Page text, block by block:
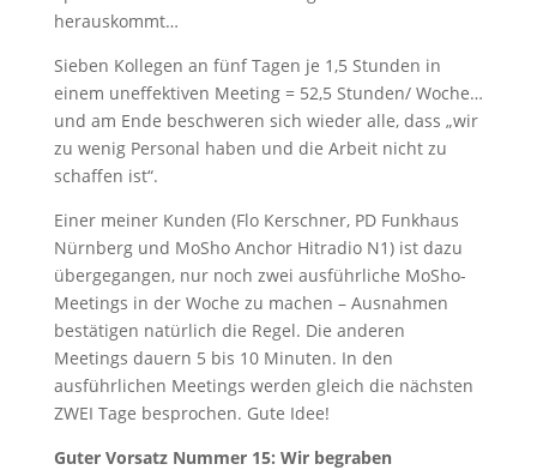
herauskommt…
Sieben Kollegen an fünf Tagen je 1,5 Stunden in
einem uneffektiven Meeting = 52,5 Stunden/ Woche…
und am Ende beschweren sich wieder alle, dass „wir
zu wenig Personal haben und die Arbeit nicht zu
schaffen ist“.
Einer meiner Kunden (Flo Kerschner, PD Funkhaus
Nürnberg und MoSho Anchor Hitradio N1) ist dazu
übergegangen, nur noch zwei ausführliche MoSho-
Meetings in der Woche zu machen – Ausnahmen
bestätigen natürlich die Regel. Die anderen
Meetings dauern 5 bis 10 Minuten. In den
ausführlichen Meetings werden gleich die nächsten
ZWEI Tage besprochen. Gute Idee!
Guter Vorsatz Nummer 15: Wir begraben